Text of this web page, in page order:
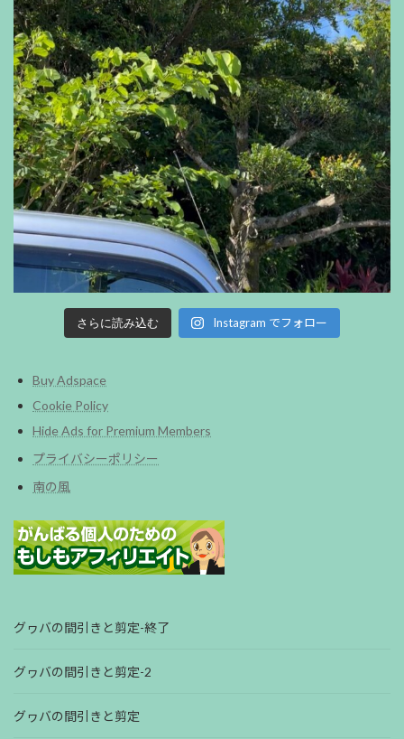
さらに読み込む Instagram でフォロー
Buy Adspace
Cookie Policy
Hide Ads for Premium Members
プライバシーポリシー
南の風
グヮバの間引きと剪定-終了
グヮバの間引きと剪定-2
グヮバの間引きと剪定